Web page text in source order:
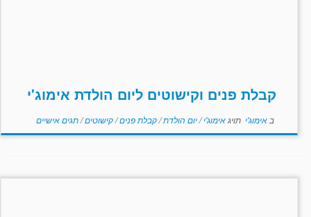
קבלת פנים וקישוטים ליום הולדת אימוג'י
ב אימוג'י תויגאימוג'י/יום הולדת/קבלת פנים/קישוטים/תגים אישיים